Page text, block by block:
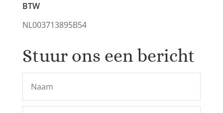
BTW
NL003713895B54
Stuur ons een bericht